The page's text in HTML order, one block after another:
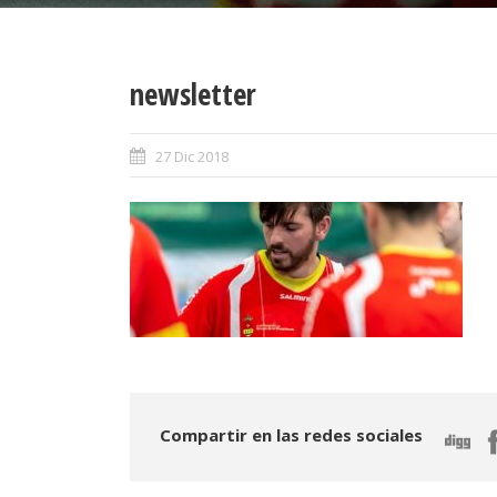
newsletter
27 Dic 2018
Compartir en las redes sociales